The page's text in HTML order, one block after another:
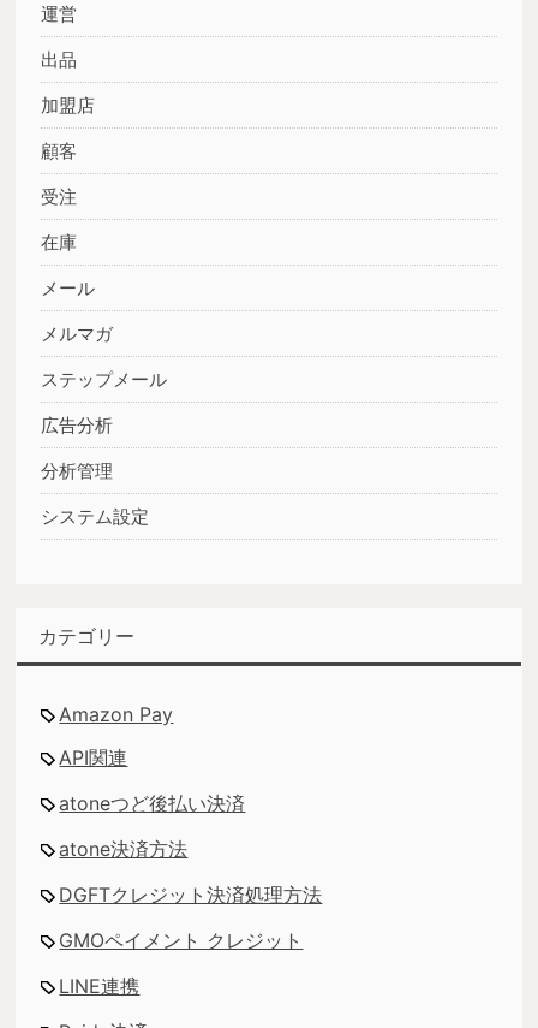
運営
出品
加盟店
顧客
受注
在庫
メール
メルマガ
ステップメール
広告分析
分析管理
システム設定
カテゴリー
Amazon Pay
API関連
atoneつど後払い決済
atone決済方法
DGFTクレジット決済処理方法
GMOペイメント クレジット
LINE連携